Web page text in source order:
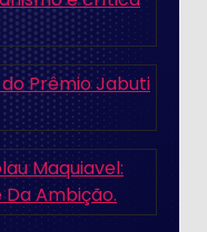
Prêmio Jabuti
Maquiavel:
Ambição.